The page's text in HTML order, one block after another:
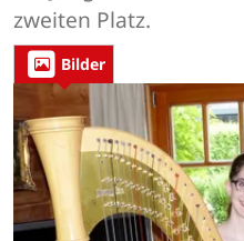
zweiten Platz.
Bilder